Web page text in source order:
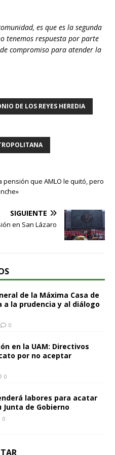
es que es la segunda
tenemos respuesta por parte
compromiso para atender la
DE LOS REYES HEREDIA
pensión que AMLO le quitó, pero
SIGUIENTE
en San Lázaro
de la Máxima Casa de
a la prudencia y al diálogo
0
en la UAM: Directivos
por no aceptar
0
labores para acatar
de Gobierno
0